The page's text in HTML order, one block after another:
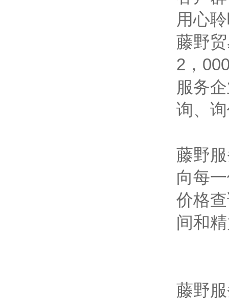
用心
藤野
2，
服务
询、
藤野
向每
价格
间和
藤野